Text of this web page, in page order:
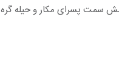
پسرای مکار و حیله گره نظر